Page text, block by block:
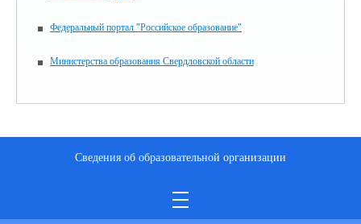
Федеральный портал "Российское образование"
Министерства образования Свердловской области
Сведения об образовательной организации